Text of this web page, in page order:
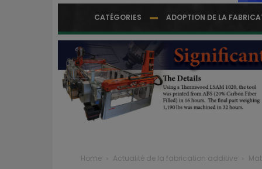
CATÉGORIES ADOPTION DE LA
Home Actualité de la fabrication additive